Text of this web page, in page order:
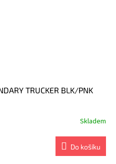
TRUCKER BLK/PNK
Skladem
Do košíku